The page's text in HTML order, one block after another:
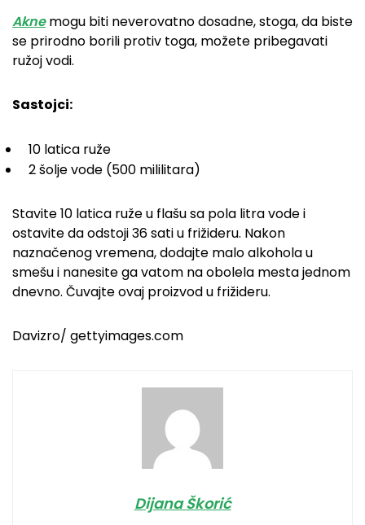
Aknemogu biti neverovatno dosadne, stoga, da biste
se prirodno borili protiv toga, možete pribegavati
ružoj vodi.
Sastojci:
10 latica ruže
2 šolje vode (500 mililitara)
Stavite 10 latica ruže u flašu sa pola litra vode i
ostavite da odstoji 36 sati u frižideru. Nakon
naznačenog vremena, dodajte malo alkohola u
smešu i nanesite ga vatom na obolela mesta jednom
dnevno. Čuvajte ovaj proizvod u frižideru.
Davizro/ gettyimages.com
Dijana Škorić